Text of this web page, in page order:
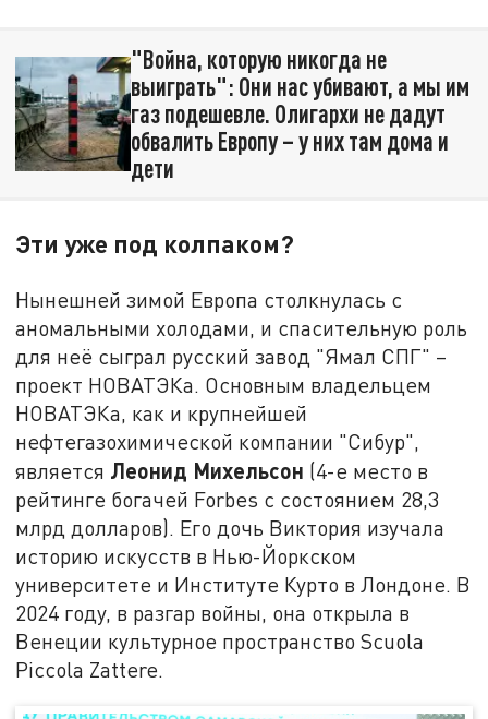
"Война, которую никогда не
выиграть": Они нас убивают, а мы им
газ подешевле. Олигархи не дадут
обвалить Европу – у них там дома и
дети
Эти уже под колпаком?
Нынешней зимой Европа столкнулась с
аномальными холодами, и спасительную роль
для неё сыграл русский завод "Ямал СПГ" –
проект НОВАТЭКа. Основным владельцем
НОВАТЭКа, как и крупнейшей
нефтегазохимической компании "Сибур",
является Леонид Михельсон (4-е место в
рейтинге богачей Forbes с состоянием 28,3
млрд долларов). Его дочь Виктория изучала
историю искусств в Нью-Йоркском
университете и Институте Курто в Лондоне. В
2024 году, в разгар войны, она открыла в
Венеции культурное пространство Scuola
Piccola Zattere.